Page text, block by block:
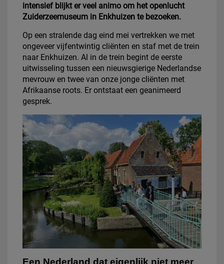
intensief blijkt er veel animo om het openlucht
Zuiderzeemuseum in Enkhuizen te bezoeken.
Op een stralende dag eind mei vertrekken we met
ongeveer vijfentwintig cliënten en staf met de trein
naar Enkhuizen. Al in de trein begint de eerste
uitwisseling tussen een nieuwsgierige Nederlandse
mevrouw en twee van onze jonge cliënten met
Afrikaanse roots. Er ontstaat een geanimeerd
gesprek.
Een Nederland dat eigenlijk niet meer